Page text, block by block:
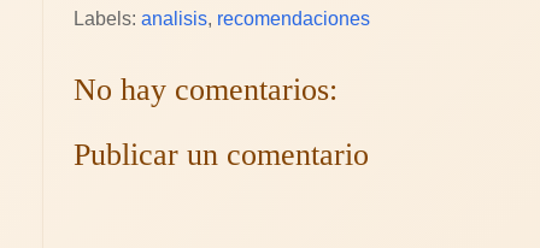
Labels: analisis, recomendaciones
No hay comentarios:
Publicar un comentario